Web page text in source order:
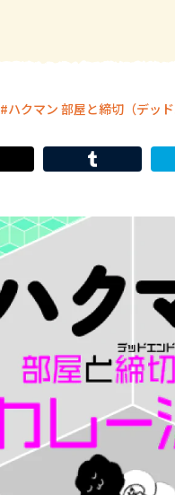
ハクマン 部屋と締切（デッ